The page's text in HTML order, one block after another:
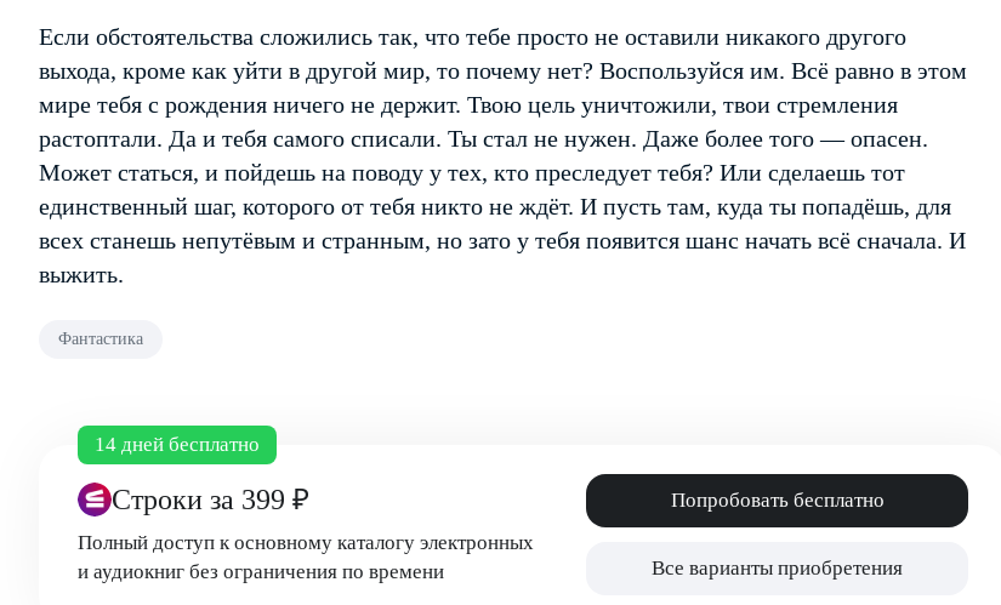
Если обстоятельства сложились так, что тебе просто не оставили никакого другого
выхода, кроме как уйти в другой мир, то почему нет? Воспользуйся им. Всё равно в этом
мире тебя с рождения ничего не держит. Твою цель уничтожили, твои стремления
растоптали. Да и тебя самого списали. Ты стал не нужен. Даже более того — опасен.
Может статься, и пойдешь на поводу у тех, кто преследует тебя? Или сделаешь тот
единственный шаг, которого от тебя никто не ждёт. И пусть там, куда ты попадёшь, для
всех станешь непутёвым и странным, но зато у тебя появится шанс начать всё сначала. И
выжить.
Фантастика
14 дней бесплатно
Строки за 399 ₽
Полный доступ к основному каталогу электронных
и аудиокниг без ограничения по времени
Попробовать бесплатно
Все варианты приобретения